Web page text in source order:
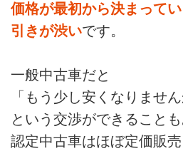
価格が最初から決まって
引きが渋いです。
一般中古車だと
「もう少し安くなりません
という交渉ができることも
認定中古車はほぼ定価販売